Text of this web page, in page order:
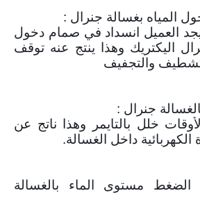
العميل انسداد في صمام دخول
اليكتريك وهذا ينتج عنه توقف
والتجفيف
خلل بالتايمر وهذا ناتج عن
داخل الغسالة.
الضغط مستوى الماء بالغسالة